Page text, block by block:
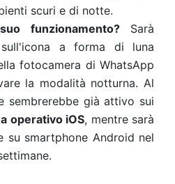
scuri e di notte.
funzionamento?Sarà
a forma di luna
fotocamera di WhatsApp
la modalità notturna. Al
sembrerebbe già attivo sui
operativo iOS, mentre sarà
su smartphone Android nel